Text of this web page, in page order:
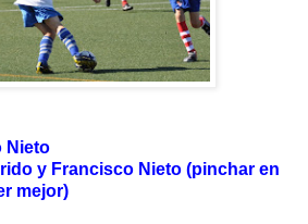
Nieto
y Francisco Nieto (pinchar en
mejor)